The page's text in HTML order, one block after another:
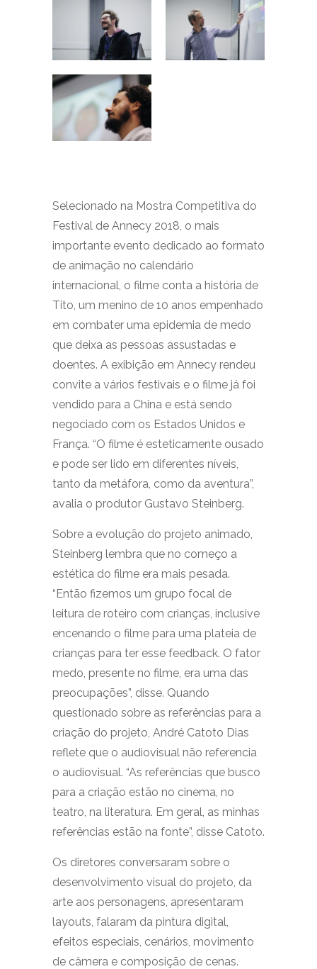
Selecionado na Mostra Competitiva do
Festival de Annecy 2018, o mais
importante evento dedicado ao formato
de animação no calendário
internacional, o filme conta a história de
Tito, um menino de 10 anos empenhado
em combater uma epidemia de medo
que deixa as pessoas assustadas e
doentes. A exibição em Annecy rendeu
convite a vários festivais e o filme já foi
vendido para a China e está sendo
negociado com os Estados Unidos e
França. “O filme é esteticamente ousado
e pode ser lido em diferentes níveis,
tanto da metáfora, como da aventura”,
avalia o produtor Gustavo Steinberg.
Sobre a evolução do projeto animado,
Steinberg lembra que no começo a
estética do filme era mais pesada.
“Então fizemos um grupo focal de
leitura de roteiro com crianças, inclusive
encenando o filme para uma plateia de
crianças para ter esse feedback. O fator
medo, presente no filme, era uma das
preocupações”, disse. Quando
questionado sobre as referências para a
criação do projeto, André Catoto Dias
reflete que o audiovisual não referencia
o audiovisual. “As referências que busco
para a criação estão no cinema, no
teatro, na literatura. Em geral, as minhas
referências estão na fonte”, disse Catoto.
Os diretores conversaram sobre o
desenvolvimento visual do projeto, da
arte aos personagens, apresentaram
layouts, falaram da pintura digital,
efeitos especiais, cenários, movimento
de câmera e composição de cenas.